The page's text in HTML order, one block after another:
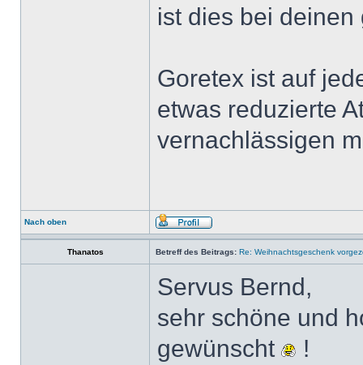
ist dies bei deinen
Goretex ist auf
etwas reduzierte
vernachlässigen
Nach oben
Thanatos Betreff des Beitrags: Re: Weihnachtsgeschenk
Servus Bernd,
sehr schöne und
gewünscht
!